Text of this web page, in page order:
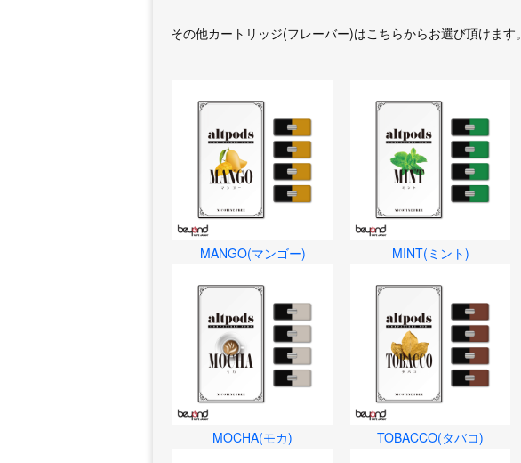
その他カートリッジ(フレーバー)はこちらからお選び頂けます。
MANGO(マンゴー) MINT(ミント)
MOCHA(モカ) TOBACCO(タバコ)